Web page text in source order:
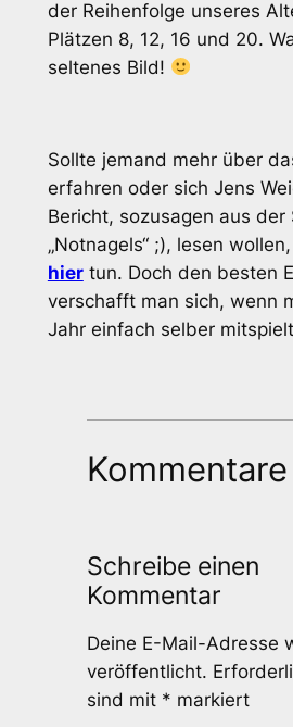
der Reihenfolge unseres
Plätzen 8, 12, 16 und 20.
seltenes Bild!
Sollte jemand mehr über
erfahren oder sich Jens
Bericht, sozusagen aus der
„Notnagels“ ;), lesen
hiertun. Doch den besten
verschafft man sich, wenn
Jahr einfach selber
Kommentare
Schreibe einen
Kommentar
Deine E-Mail-Adresse
veröffentlicht.
sind mit * markiert